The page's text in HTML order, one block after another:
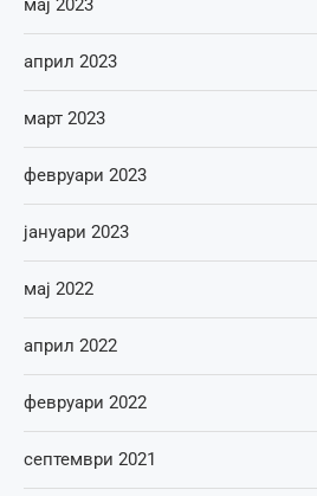
мај 2023
април 2023
март 2023
февруари 2023
јануари 2023
мај 2022
април 2022
февруари 2022
септември 2021